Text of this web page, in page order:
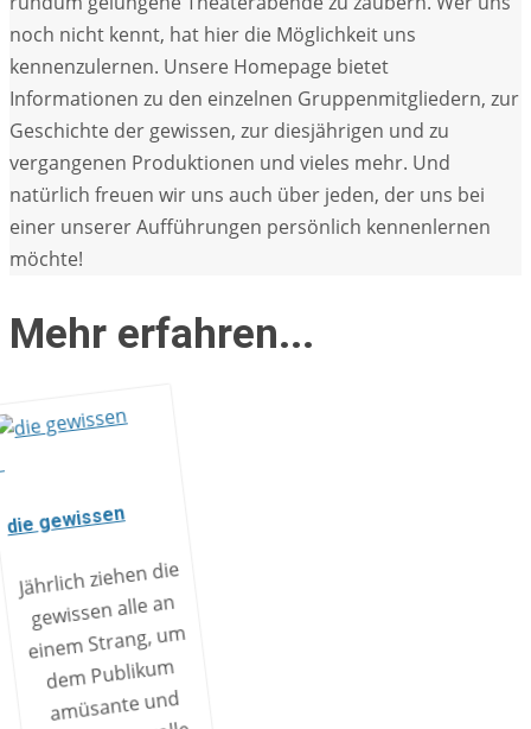
noch nicht kennt, hat hier die Möglichkeit uns
kennenzulernen. Unsere Homepage bietet
Informationen zu den einzelnen Gruppenmitgliedern, zur
Geschichte der gewissen, zur diesjährigen und zu
vergangenen Produktionen und vieles mehr. Und
natürlich freuen wir uns auch über jeden, der uns bei
einer unserer Aufführungen persönlich kennenlernen
möchte!
Mehr erfahren...
die gewissen
Jährlich ziehen die
gewissen alle an
einem Strang, um
dem Publikum
amüsante und